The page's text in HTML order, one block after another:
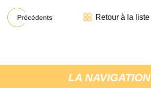
Précédents Retour à la liste
LA NAVIGATION